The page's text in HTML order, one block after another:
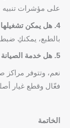
على مؤشرات تنبيه
4. هل يمكن تشغيلها أثناء الليل؟
بالطبع، يمكنكِ
5. هل خدمة الصيانة في مصر جيدة؟
نعم، وتتوفر
فعّال وقطع غيار
الخاتمة